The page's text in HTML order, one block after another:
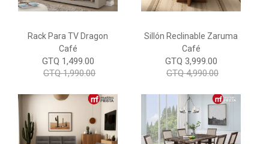
Rack Para TV Dragon
Café
GTQ 1,499.00
GTQ 1,990.00
Sillón Reclinable Zaruma
Café
GTQ 3,999.00
GTQ 4,990.00